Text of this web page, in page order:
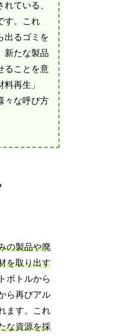
ている、
す。これ
出るゴミを
新たな製品
ることを意
再生」
々な呼び方
の製品や廃
を取り出す
ボトルから
ら再びアル
ます。これ
な資源を採